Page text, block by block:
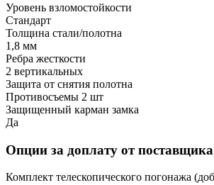
Уровень взломостойкости
Стандарт
Толщина стали/полотна
1,8 мм
Ребра жесткости
2 вертикальных
Защита от снятия полотна
Противосъемы 2 шт
Защищенный карман замка
Да
Опции за доплату от поставщика
Комплект телескопического погонажа